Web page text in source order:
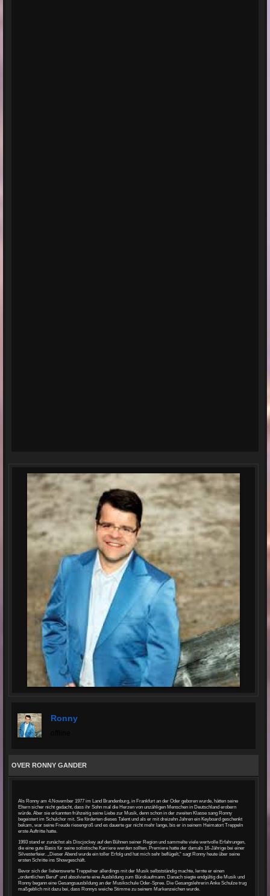
Ronny
OVER RONNY GANDER
Als Ronny am 4.November 1977 im Land Brandenburg, in Frankfurt an der Oder geboren wurde, hätten seine
Eltern sicher nicht gedacht, dass ihr Sohn mal die Herzen von unzähligen Menschen in Deutschland erobern
würde. Aber sie erkannten frühzeitig seine Liebe zur Musik, denn schon in der zweiten Klasse sang Ronny
begeistert im Schulchor mit. Sie förderten dieses Talent und als er mit dreizehn Jahren ein Keyboard geschenkt
bekam, war seine Freude riesengroß und es dauerte gar nicht mehr lange, bis er in seinem Heimatort Treppeln
erste Auftritte hatte.
1993 stand er zunächst als Discjockey auf den Bühnen seiner Region und sammelte viele wertvolle Erfahrungen,
die eine gute Basis für seine solistische Karriere werden sollten. Premiere hatte der damals 16-Jährige bei einer
Silvesterfeier. „Dieser Abend wurde ein toller Erfolg und hat mich sehr beflügelt,“ sagt Ronny heute über seine
ersten Schritte ins Showgeschäft.
Bevor sich der liebenswerte Treppelner allerdings mit der Musik selbstständig machte, lernte er einen
„ordentlichen Beruf“ und absolvierte eine Ausbildung zum Bürokaufmann. Danach siegte endgültig die Musik und
Ronny begann eine Gesangsausbildung an der Musikschule Oder-Spree. Die Gesangslehrerin Anke Schulze trug
maßgeblich mit dazu bei, dass Ronnys weiche Stimme zu seinem Markenzeichen wurde.